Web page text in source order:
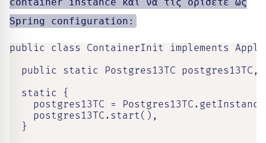
Spring configuration:
public class ContainerInit implements
  public static Postgres13TC postgres13TC,
  static {
postgres13TC =
    postgres13TC.start(),
  }